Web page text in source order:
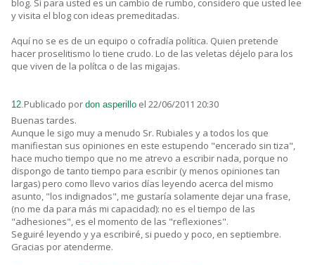
blog. Si para usted es un cambio de rumbo, considero que usted lee
y visita el blog con ideas premeditadas.
Aquí no se es de un equipo o cofradía política. Quien pretende
hacer proselitismo lo tiene crudo. Lo de las veletas déjelo para los
que viven de la polítca o de las migajas.
12.Publicado por don asperillo el 22/06/2011 20:30
Buenas tardes.
Aunque le sigo muy a menudo Sr. Rubiales y a todos los que
manifiestan sus opiniones en este estupendo "encerado sin tiza",
hace mucho tiempo que no me atrevo a escribir nada, porque no
dispongo de tanto tiempo para escribir (y menos opiniones tan
largas) pero como llevo varios días leyendo acerca del mismo
asunto, "los indignados", me gustaría solamente dejar una frase,
(no me da para más mi capacidad): no es el tiempo de las
"adhesiones", es el momento de las "reflexiones".
Seguiré leyendo y ya escribiré, si puedo y poco, en septiembre.
Gracias por atenderme.